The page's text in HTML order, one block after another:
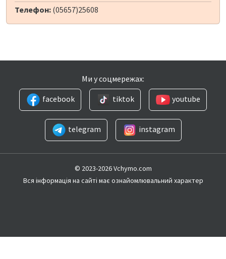
Телефон: (05657)25608
Ми у соцмережах:
facebook
tiktok youtube
telegram instagram
© 2023-2026 Vchymo.com
Вся інформація на сайті має ознайомлювальний характер